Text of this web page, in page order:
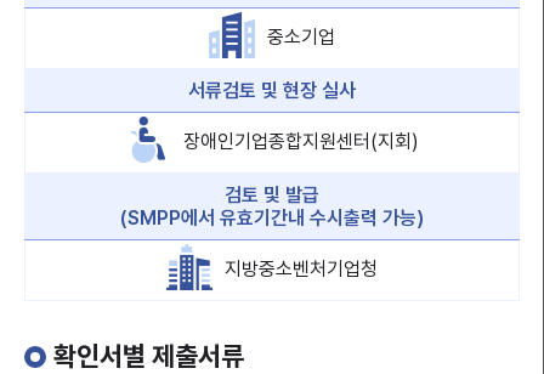
중소기업
서류검토 및 현장 실사
장애인기업종합지원센터(지회)
검토 및 발급
(SMPP에서 유효기간내 수시출력 가능)
지방중소벤처기업청
확인서별 제출서류